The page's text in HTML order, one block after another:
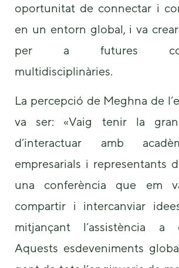
oportunitat de connectar i
en un entorn global, i va
per a futures
multidisciplinàries.
La percepció de Meghna de
va ser: «Vaig tenir la
d’interactuar amb
empresarials i representants
una conferència que em
compartir i intercanviar
mitjançant l’assistència a
Aquests esdeveniments